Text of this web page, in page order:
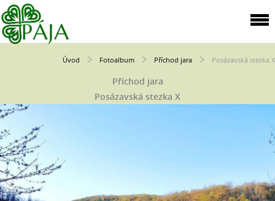
Úvod Fotoalbum Příchod jara Posázavská stezka X
Příchod jara
Posázavská stezka X